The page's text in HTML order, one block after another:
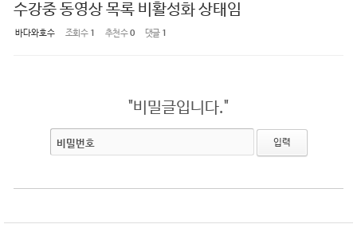
수강중 동영상 목록 비활성화 상태임
바다와호수 조회 수 1 추천 수0 댓글 1
"비밀글입니다."
비밀번호